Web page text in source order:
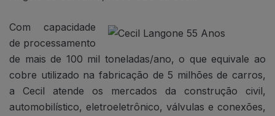
Com capacidade
de processamento
de mais de 100 mil toneladas/ano, o que equivale ao
cobre utilizado na fabricação de 5 milhões de carros,
a Cecil atende os mercados da construção civil,
automobilístico, eletroeletrônico, válvulas e conexões,